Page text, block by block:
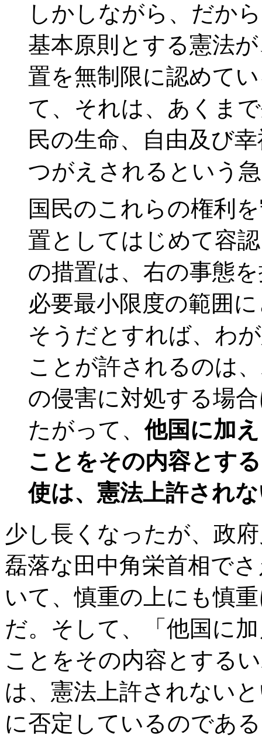
しかしながら、だか
基本原則とする憲法
置を無制限に認めて
て、それは、あくま
民の生命、自由及び
つがえされるという
国民のこれらの権利
置としてはじめて容
の措置は、右の事態
必要最小限度の範囲
そうだとすれば、わ
ことが許されるのは
の侵害に対処する場
たがって、他国に加
ことをその内容とす
使は、憲法上許され
少し長くなったが、政
磊落な田中角栄首相で
いて、慎重の上にも慎
だ。そして、「他国に
ことをその内容とする
は、憲法上許されない
に否定しているのであ